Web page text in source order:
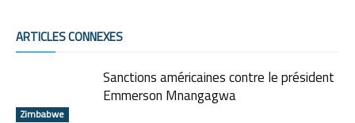
ARTICLES CONNEXES
Zimbabwe
Sanctions américaines contre le président
Emmerson Mnangagwa